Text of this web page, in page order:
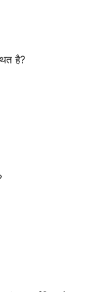
है?